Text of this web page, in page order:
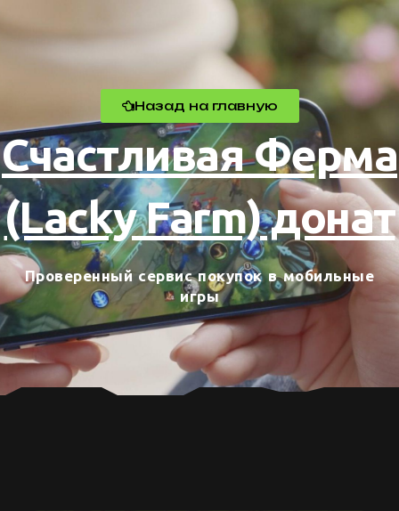
Назад на главную
Счастливая Ферма
(Lacky Farm) донат
Проверенный сервис покупок в мобильные
игры